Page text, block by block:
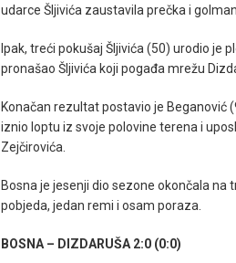
udarce Šljivića zaustavila prečka i
Ipak, treći pokušaj Šljivića (50) urodio je
pronašao Šljivića koji pogađa mrežu
Konačan rezultat postavio je Beganović
iznio loptu iz svoje polovine terena i
Zejčirovića.
Bosna je jesenji dio sezone okončala na
pobjeda, jedan remi i osam poraza.
BOSNA – DIZDARUŠA 2:0 (0:0)